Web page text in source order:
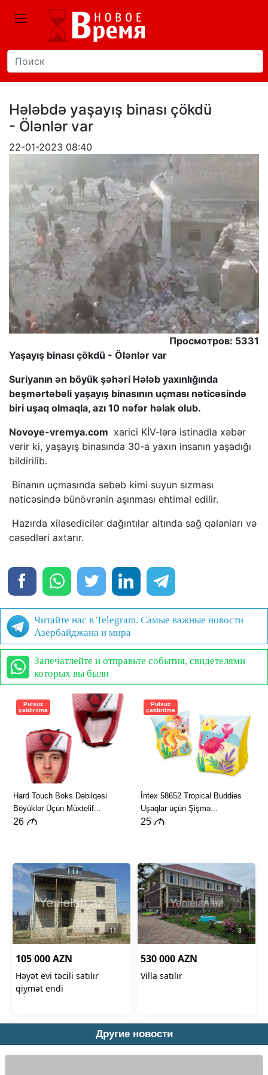
Hələbdə yaşayış binası çökdü
- Ölənlər var
22-01-2023 08:40
Просмотров: 5331
Yaşayış binası çökdü - Ölənlər var
Suriyanın ən böyük şəhəri Hələb yaxınlığında
beşmərtəbəli yaşayış binasının uçması nəticəsində
biri uşaq olmaqla, azı 10 nəfər həlak olub.
Novoye-vremya.com xarici KİV-lərə istinadla xəbər
verir ki, yaşayış binasında 30-a yaxın insanın yaşadığı
bildirilib.
Binanın uçmasında səbəb kimi suyun sızması
nəticəsində bünövrənin aşınması ehtimal edilir.
Hazırda xilasedicilər dağıntılar altında sağ qalanları və
cəsədləri axtarır.
Читайте нас в Telegram. Самые важные новости
Азербайджана и мира
Запечатлейте и отправьте события, свидетелями
которых вы были
Другие новости